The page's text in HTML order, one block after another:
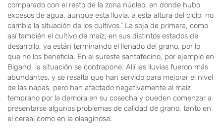
comparado con el resto de la zona núcleo, en donde hubo
excesos de agua, aunque esta lluvia, a esta altura del ciclo, no
cambia la situación de los cultivos.” La soja de primera, como
así también el cultivo de maíz, en sus distintos estados de
desarrollo, ya están terminando el llenado del grano, por lo
que no los beneficia. En el sureste santafecino, por ejemplo en
Bigand, la situación se contrapone. Allí las lluvias fueron más
abundantes, y se resalta que han servido para mejorar el nivel
de las napas, pero han afectado negativamente al maíz
temprano por la demora en su cosecha y pueden comenzar a
presentarse algunos problemas de calidad de grano, tanto en
el cereal como en la oleaginosa.